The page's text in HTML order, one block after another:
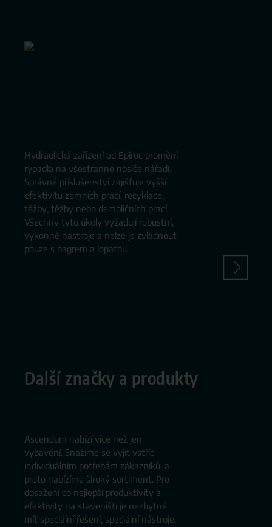
Hydraulická zařízení od Epiroc promění
rypadla na všestranné nosiče nářadí.
Správné příslušenství zajišťuje vyšší
efektivitu zemních prací, recyklace,
těžby, těžby nebo demoličních prací.
Všechny tyto úkoly vyžadují robustní,
výkonné nástroje a nelze je zvládnout
pouze s bagrem a lopatou.
Další značky a produkty
Ascendum nabízí více než jen
vybavení. Snažíme se vyjít vstříc
individuálním potřebám zákazníků, a
proto nabízíme široký sortiment. Pro
dosažení co nejlepší produktivity a
efektivity na staveništi je nezbytné
mít speciální řešení, speciální nástroje,